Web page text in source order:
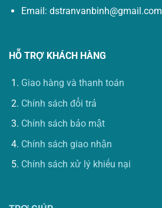
Email: dstranvanbinh@gmail.com
HỖ TRỢ KHÁCH HÀNG
Giao hàng và thanh toán
Chính sách đổi trả
Chính sách bảo mật
Chính sách giao nhận
Chính sách xử lý khiếu nại